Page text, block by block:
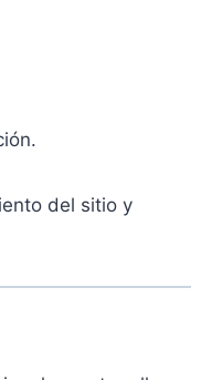
del sitio y